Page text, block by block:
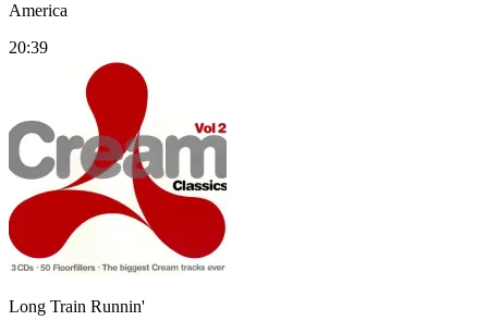
America
20:39
Long Train Runnin'